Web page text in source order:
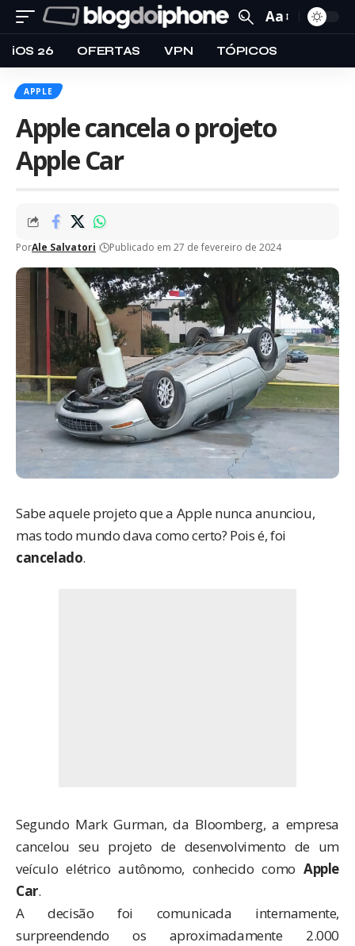
Aa
iOS 26 OFERTAS VPN TÓPICOS
APPLE
Apple cancela o projeto
Apple Car
PorAle Salvatori Publicado em 27 de fevereiro de 2024
Sabe aquele projeto que a Apple nunca anunciou,
mas todo mundo dava como certo? Pois é, foi
cancelado.
Segundo Mark Gurman, da Bloomberg, a empresa
cancelou seu projeto de desenvolvimento de um
veículo elétrico autônomo, conhecido como Apple
Car.
A decisão foi comunicada internamente,
surpreendendo os aproximadamente 2.000